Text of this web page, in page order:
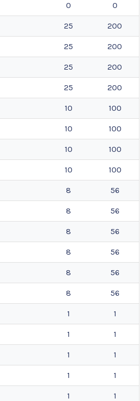
0 0
25 200
25 200
25 200
25 200
10 100
10 100
10 100
10 100
8 56
8 56
8 56
8 56
8 56
8 56
1 1
1 1
1 1
1 1
1 1